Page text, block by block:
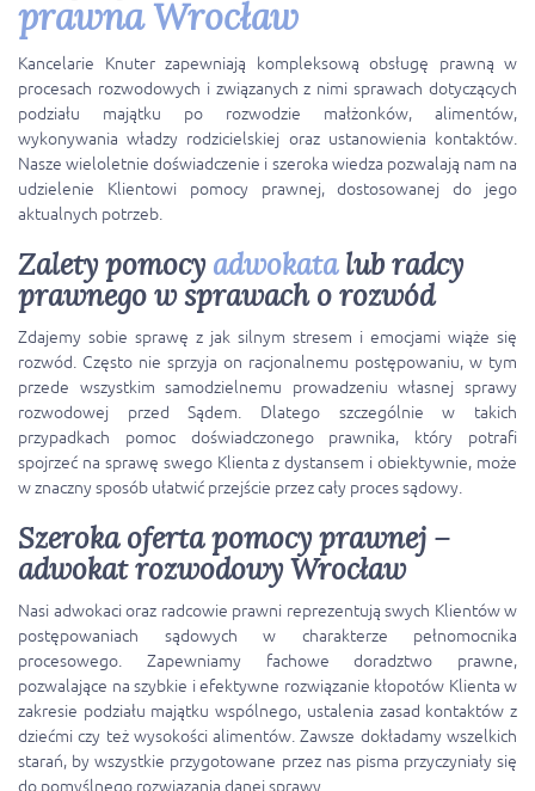
prawna Wrocław
Kancelarie Knuter zapewniają kompleksową obsługę prawną w
procesach rozwodowych i związanych z nimi sprawach dotyczących
podziału majątku po rozwodzie małżonków, alimentów,
wykonywania władzy rodzicielskiej oraz ustanowienia kontaktów.
Nasze wieloletnie doświadczenie i szeroka wiedza pozwalają nam na
udzielenie Klientowi pomocy prawnej, dostosowanej do jego
aktualnych potrzeb.
Zalety pomocy adwokatalub radcy
prawnego w sprawach o rozwód
Zdajemy sobie sprawę z jak silnym stresem i emocjami wiąże się
rozwód. Często nie sprzyja on racjonalnemu postępowaniu, w tym
przede wszystkim samodzielnemu prowadzeniu własnej sprawy
rozwodowej przed Sądem. Dlatego szczególnie w takich
przypadkach pomoc doświadczonego prawnika, który potrafi
spojrzeć na sprawę swego Klienta z dystansem i obiektywnie, może
w znaczny sposób ułatwić przejście przez cały proces sądowy.
Szeroka oferta pomocy prawnej –
adwokat rozwodowy Wrocław
Nasi adwokaci oraz radcowie prawni reprezentują swych Klientów w
postępowaniach sądowych w charakterze pełnomocnika
procesowego. Zapewniamy fachowe doradztwo prawne,
pozwalające na szybkie i efektywne rozwiązanie kłopotów Klienta w
zakresie podziału majątku wspólnego, ustalenia zasad kontaktów z
dziećmi czy też wysokości alimentów. Zawsze dokładamy wszelkich
starań, by wszystkie przygotowane przez nas pisma przyczyniały się
do pomyślnego rozwiązania danej sprawy.